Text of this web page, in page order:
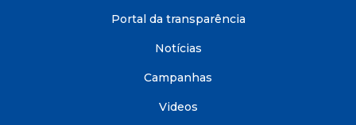
Portal da transparência
Notícias
Campanhas
Videos